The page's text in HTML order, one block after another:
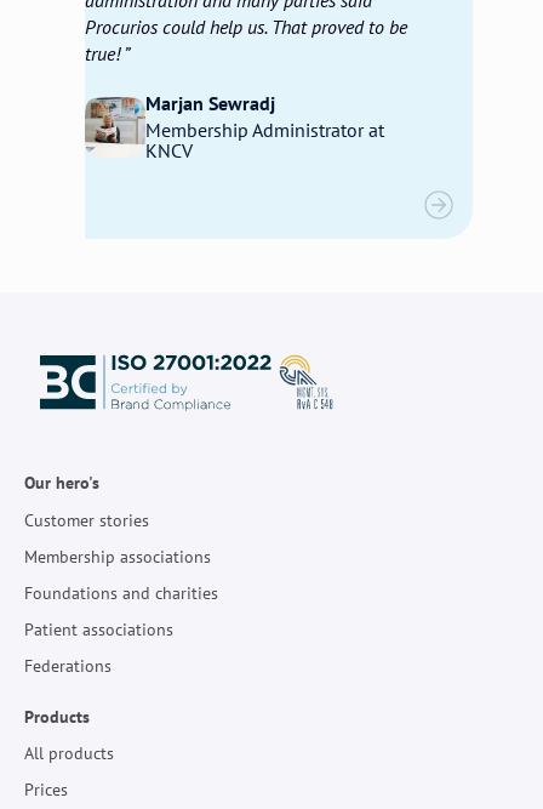
Procurios could help us. That proved to be
true!
Marjan Sewradj
Membership Administrator at
KNCV
Our hero's
Customer stories
Membership associations
Foundations and charities
Patient associations
Federations
Products
All products
Prices